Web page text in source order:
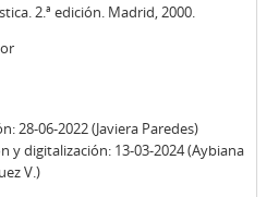
2.ª edición. Madrid, 2000.
28-06-2022 (Javiera Paredes)
y digitalización: 13-03-2024 (Aybiana
V.)